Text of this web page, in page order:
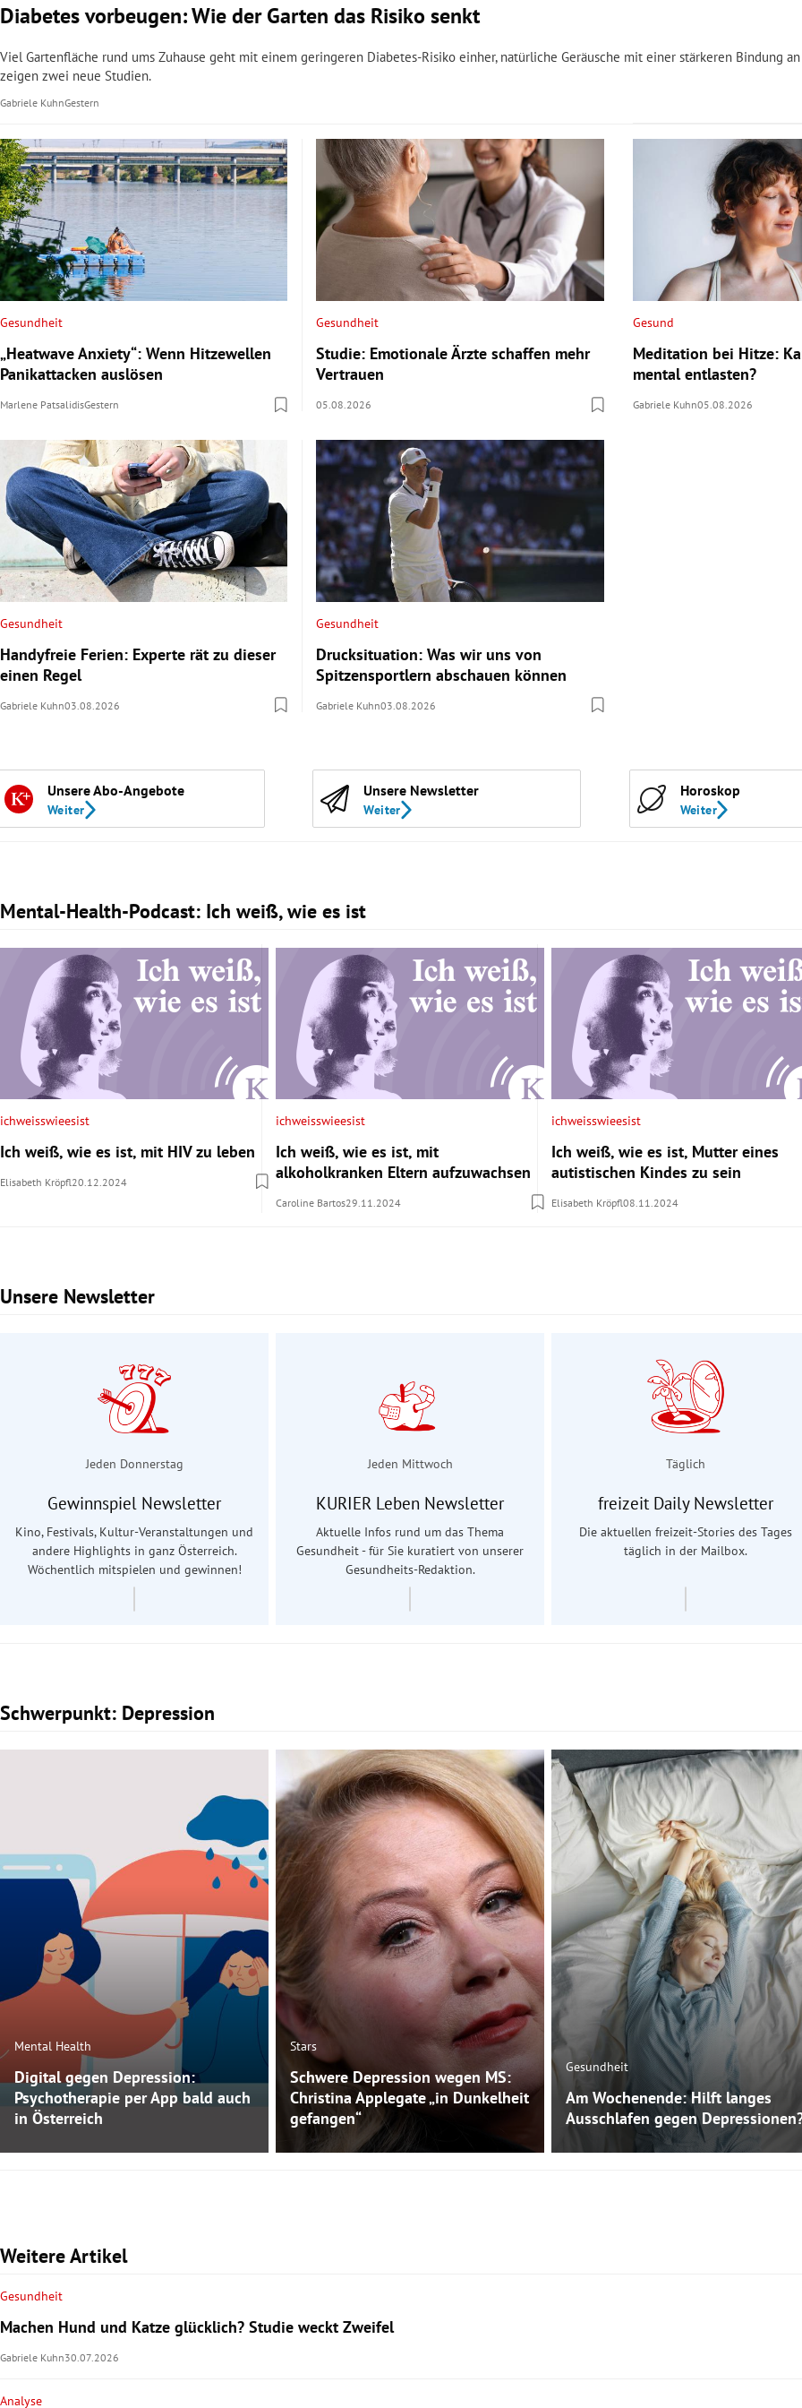
Diabetes vorbeugen: Wie der Garten das Risiko senkt
Viel Gartenfläche rund ums Zuhause geht mit einem geringeren Diabetes-Risiko einher, natürliche Geräusche mit einer stärkeren Bindung
zeigen zwei neue Studien.
Gabriele KuhnGestern
Gesundheit
„Heatwave Anxiety“: Wenn Hitzewellen
Panikattacken auslösen
Marlene PatsalidisGestern
Gesundheit
Studie: Emotionale Ärzte schaffen mehr
Vertrauen
05.08.2026
Gesund
Meditation bei Hitze:
mental entlasten?
Gabriele Kuhn05.08.2026
Gesundheit
Handyfreie Ferien: Experte rät zu dieser
einen Regel
Gabriele Kuhn03.08.2026
Gesundheit
Drucksituation: Was wir uns von
Spitzensportlern abschauen können
Gabriele Kuhn03.08.2026
Unsere Abo-Angebote
Weiter
Unsere Newsletter
Weiter
Horoskop
Weiter
Mental-Health-Podcast: Ich weiß, wie es ist
Slide 1 von 3
ichweisswieesist
Ich weiß, wie es ist, mit HIV zu leben
Elisabeth Kröpfl20.12.2024
ichweisswieesist
Ich weiß, wie es ist, mit
alkoholkranken Eltern aufzuwachsen
Caroline Bartos29.11.2024
ichweisswieesist
Ich weiß, wie es ist, Mutter eines
autistischen Kindes zu sein
Elisabeth Kröpfl08.11.2024
Unsere Newsletter
Slide 1 von 2
Jeden Donnerstag
Gewinnspiel Newsletter
Kino, Festivals, Kultur-Veranstaltungen und
andere Highlights in ganz Österreich.
Wöchentlich mitspielen und gewinnen!
Jeden Mittwoch
KURIER Leben Newsletter
Aktuelle Infos rund um das Thema
Gesundheit - für Sie kuratiert von unserer
Gesundheits-Redaktion.
Täglich
freizeit Daily Newsletter
Die aktuellen freizeit-Stories des Tages
täglich in der Mailbox.
Schwerpunkt: Depression
Slide 1 von 2
Mental Health
Digital gegen Depression:
Psychotherapie per App bald auch
in Österreich
Stars
Schwere Depression wegen MS:
Christina Applegate „in Dunkelheit
gefangen“
Gesundheit
Am Wochenende: Hilft langes
Ausschlafen gegen
Weitere Artikel
Gesundheit
Machen Hund und Katze glücklich? Studie weckt Zweifel
Gabriele Kuhn30.07.2026
Analyse